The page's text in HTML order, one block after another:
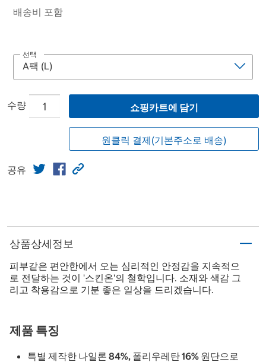
배송비 포함
선택
수량 쇼핑카트에 담기
원클릭 결제(기본주소로 배송)
공유
상품상세정보
피부같은 편안한에서 오는 심리적인 안정감을 지속적으
로 전달하는 것이 '스킨온'의 철학입니다. 소재와 색감 그
리고 착용감으로 기분 좋은 일상을 드리겠습니다.
제품 특징
특별 제작한 나일론 84%, 폴리우레탄 16% 원단으로